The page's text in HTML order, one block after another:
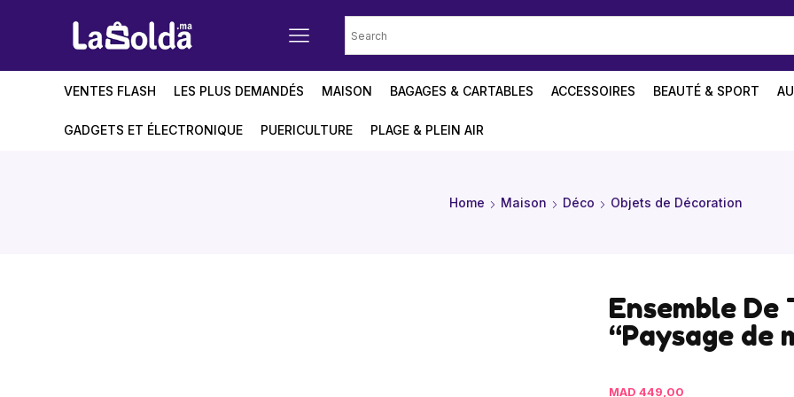
VENTES FLASH LES PLUS DEMANDÉS MAISON BAGAGES & CARTABLES ACCESSOIRES BEAUTÉ & SPORT
GADGETS ET ÉLECTRONIQUE PUERICULTURE PLAGE & PLEIN AIR
Home Maison Déco Objets de Décoration
Ensemble De
“Paysage de
MAD 449,00